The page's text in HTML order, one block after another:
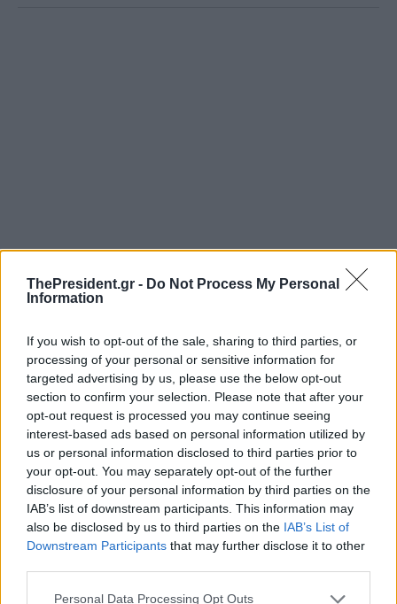
ThePresident.gr - Do Not Process My Personal
Information
If you wish to opt-out of the sale, sharing to third parties, or
processing of your personal or sensitive information for
targeted advertising by us, please use the below opt-out
section to confirm your selection. Please note that after your
opt-out request is processed you may continue seeing
interest-based ads based on personal information utilized by
us or personal information disclosed to third parties prior to
your opt-out. You may separately opt-out of the further
disclosure of your personal information by third parties on the
IAB’s list of downstream participants. This information may
also be disclosed by us to third parties on the IAB’s List of
Downstream Participants that may further disclose it to other
Personal Data Processing Opt Outs
Τα έξοδα για τη μεταφορά των αρχαιοτήτων
καλύπτονται από τους διοργανωτές.